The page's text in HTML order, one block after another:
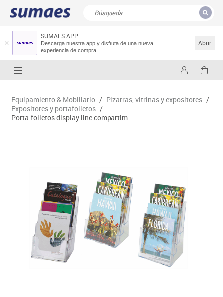
SUMAES APP
Descarga nuestra app y disfruta de una nueva
experiencia de compra.
Abrir
Resultados de la búsqueda
Equipamiento & Mobiliario / Pizarras, vitrinas y expositores /
Expositores y portafolletos /
Porta-folletos display line compartim.